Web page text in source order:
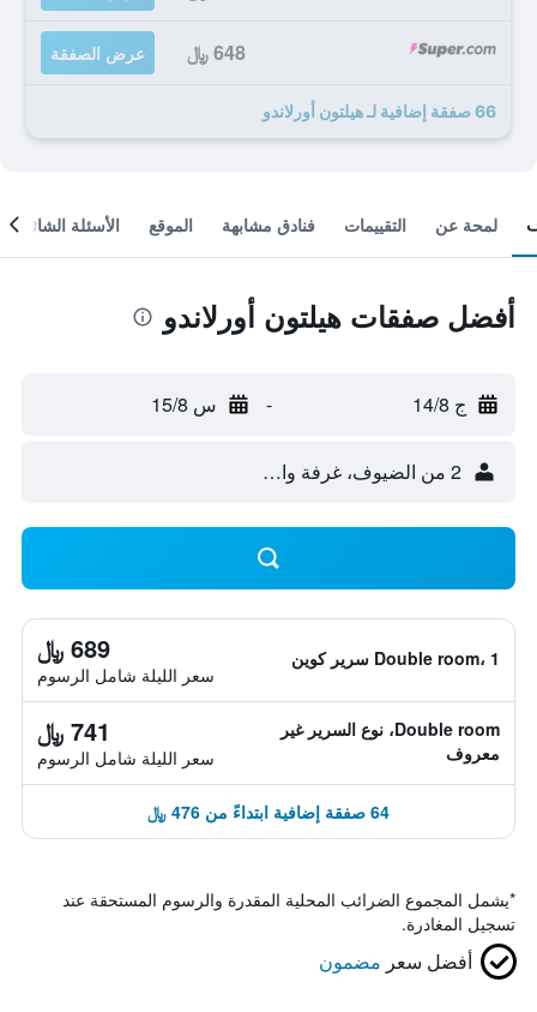
648 ﷼ عرض الصفقة
66 صفقة إضافية لـ هيلتون أورلاندو
لمحة عن التقييمات فنادق مشابهة الموقع الأسئلة الشائعة
أفضل صفقات هيلتون أورلاندو
ج 14/8 - س 15/8
2 من الضيوف، غرفة واحدة
Double room، 1 سرير كوين 689 ﷼
سعر الليلة شامل الرسوم
Double room، نوع السرير غير
معروف
741 ﷼
سعر الليلة شامل الرسوم
64 صفقة إضافية ابتداءً من 476 ﷼
*يشمل المجموع الضرائب المحلية المقدرة والرسوم المستحقة عند
تسجيل المغادرة.
أفضل سعر مضمون